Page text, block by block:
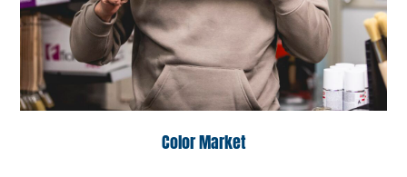
Color Market